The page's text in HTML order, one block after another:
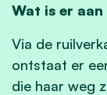
Wat is er aan
Via de
ontstaat er
die haar weg